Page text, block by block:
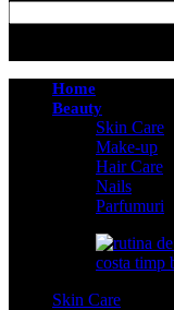
Home
Beauty
Skin Care
Make-up
Hair Care
Nails
Parfumuri
Skin Care